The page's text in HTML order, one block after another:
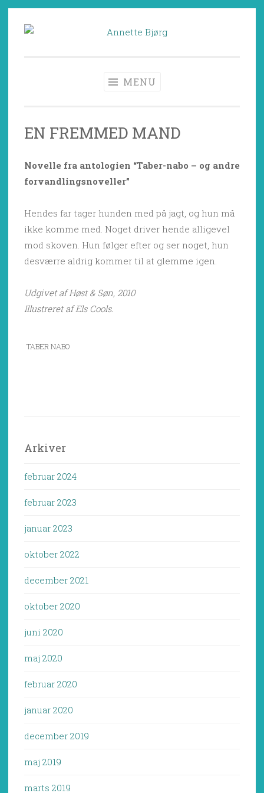
Skip
børnelitteratur, forfatterskolen for børnelitteratur
MENU
EN FREMMED MAND
Novelle fra antologien “Taber-nabo – og andre
forvandlingsnoveller”
Hendes far tager hunden med på jagt, og hun må
ikke komme med. Noget driver hende alligevel
mod skoven. Hun følger efter og ser noget, hun
desværre aldrig kommer til at glemme igen.
Udgivet af Høst & Søn, 2010
Illustreret af Els Cools.
TABER NABO
Arkiver
februar 2024
februar 2023
januar 2023
oktober 2022
december 2021
oktober 2020
juni 2020
maj 2020
februar 2020
januar 2020
december 2019
maj 2019
marts 2019